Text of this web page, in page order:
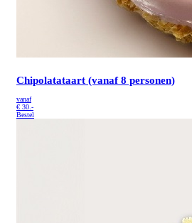
Chipolatataart (vanaf 8 personen)
vanaf
€ 30.-
Bestel